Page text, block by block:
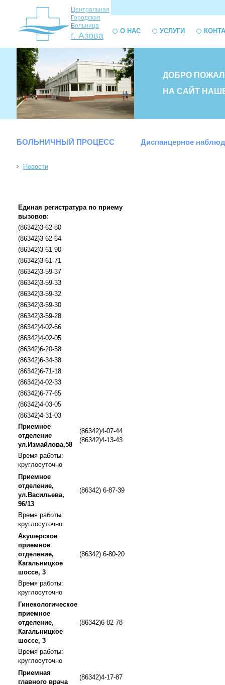
Центральная
Городская
Больница
г. Азова О НАС УСЛУГИ
ДОБРО
НА САЙТ
БОЛЬНИЧНЫЙ ПРОЦЕСС
Новости
Единая регистратура по приему
вызовов:
(86342)3-62-80
(86342)3-62-64
(86342)3-61-90
(86342)3-61-71
(86342)3-59-37
(86342)3-59-33
(86342)3-59-32
(86342)3-59-30
(86342)3-59-28
(86342)4-02-66
(86342)4-02-05
(86342)6-20-58
(86342)6-34-38
(86342)6-71-18
(86342)4-02-33
(86342)6-77-65
(86342)4-03-05
(86342)4-31-03
Приемное
отделение
ул.Измайлова,58
(86342)4-07-44
(86342)4-13-43
Время работы:
круглосуточно
Приемное
отделение,
ул.Васильева,
96/13
(86342) 6-87-39
Время работы:
круглосуточно
Акушерское
приемное
отделение,
Кагальницкое
шоссе, 3
(86342) 6-80-20
Время работы:
круглосуточно
Гинекологическое
приемное
отделение,
Кагальницкое
шоссе, 3
(86342)6-82-78
Время работы:
круглосуточно
Приемная
главного врача
(86342)4-17-87
Диспанцерное